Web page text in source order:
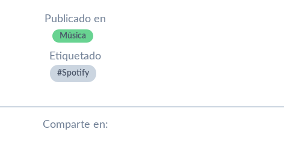
Publicado en
Música
Etiquetado
Spotify
Comparte en: